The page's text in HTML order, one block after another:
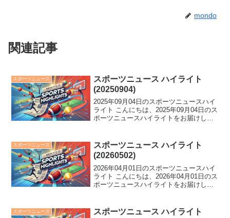
mondo
関連記事
スポーツニュース
スポーツニュース ハイライト
(20250904)
2025年09月04日のスポーツニュースハイ
ライト こんにちは、2025年09月04日のス
ポーツニュースハイライトをお届けしま
し４強入り。和田由紀子や石川真佑の活
躍...
スポーツニュース
スポーツニュース ハイライト
(20260502)
2026年04月01日のスポーツニュースハイ
ライト こんにちは、2026年04月01日のス
ポーツニュースハイライトをお届けしま
吉田知那美がロコ退団。スポーツ界に
スポーツニュース
スポーツニュース ハイライト